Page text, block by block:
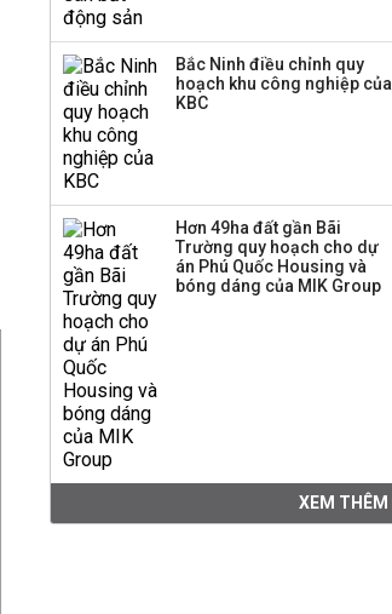
Bắc Ninh điều chỉnh quy
hoạch khu công nghiệp của
KBC
Hơn 49ha đất gần Bãi
Trường quy hoạch cho dự
án Phú Quốc Housing và
bóng dáng của MIK Group
XEM THÊM